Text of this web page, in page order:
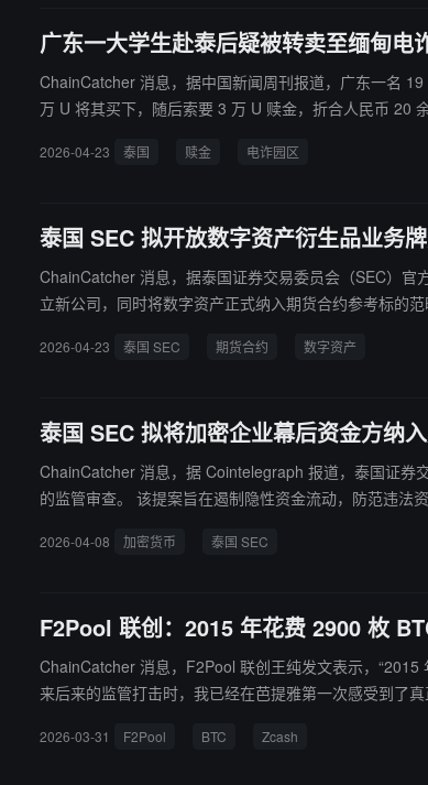
广东一大学生赴泰后疑被转卖至缅甸
ChainCatcher 消息，据中国新闻周刊报道，广东一名 19 岁女大
万 U 将其买下，随后索要 3 万 U 赎金，折合人民币 20
2026-04-23 泰国 赎金 电诈园区
泰国 SEC 拟开放数字资产衍生品业务
ChainCatcher 消息，据泰国证券交易委员会（SEC）
立新公司，同时将数字资产正式纳入期货合约参考标的范
2026-04-23 泰国 SEC 期货合约 数字资产
泰国 SEC 拟将加密企业幕后资金方纳
ChainCatcher 消息，据 Cointelegraph 报道，泰国证券
的监管审查。 该提案旨在遏制隐性资金流动，防范违法资金渗入加密企业。通过股权收购间接提供资金支持的行为同样适用上述规则。Thai SEC 表示，“重大资金支持”涵盖担保、合同安排或任何实质上使资
2026-04-08 加密货币 泰国 SEC
F2Pool 联创：2015 年花费 2900 枚
ChainCatcher 消息，F2Pool 联创王纯发文表示，
2026-03-31 F2Pool BTC Zcash